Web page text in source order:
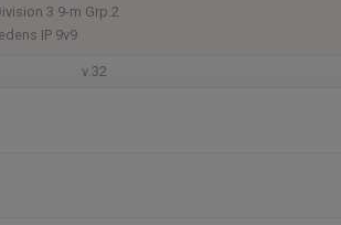
3 9-m Grp.2
IP 9v9
v.32